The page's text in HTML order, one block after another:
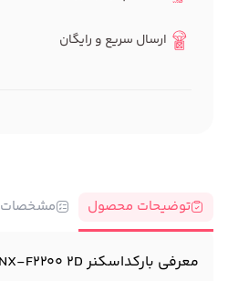
ارسال سریع و رایگان
توضیحات محصول مشخصات
معرفی بارکداسکنر NX-F2200 2D